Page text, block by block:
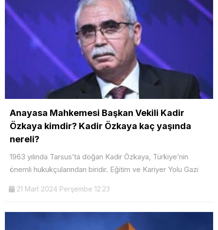
Anayasa Mahkemesi Başkan Vekili Kadir
Özkaya kimdir? Kadir Özkaya kaç yaşında
nereli?
1963 yılında Tarsus’ta doğan Kadir Özkaya, Türkiye’nin
önemli hukukçularından biridir. Eğitim ve Kariyer Yolu Gazi
21 Mart 2024 Perşembe 12:23